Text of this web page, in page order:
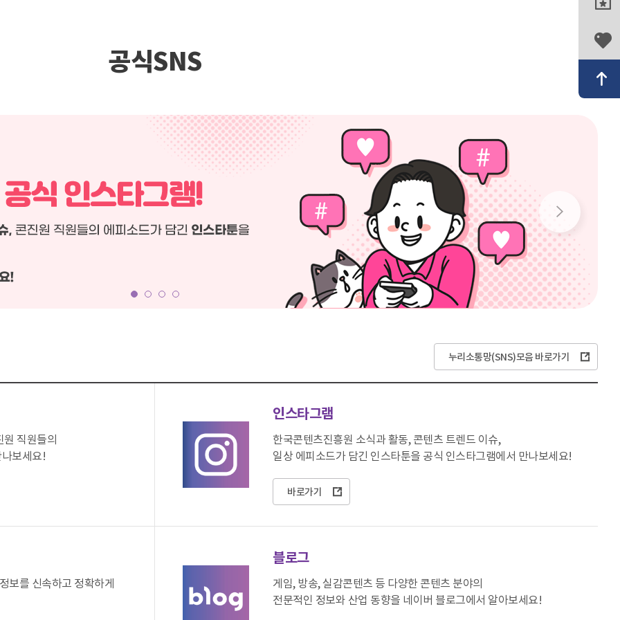
공식SNS
누리소통망(SNS)모음 바로가기
직원들의
보세요!
인스타그램
한국콘텐츠진흥원 소식과 활동, 콘텐츠 트렌드 이슈,
일상 에피소드가 담긴 인스타툰을 공식 인스타그램에서 만나보세요!
바로가기
보를 신속하고 정확하게
블로그
게임, 방송, 실감콘텐츠 등 다양한 콘텐츠 분야의
전문적인 정보와 산업 동향을 네이버 블로그에서 알아보세요!